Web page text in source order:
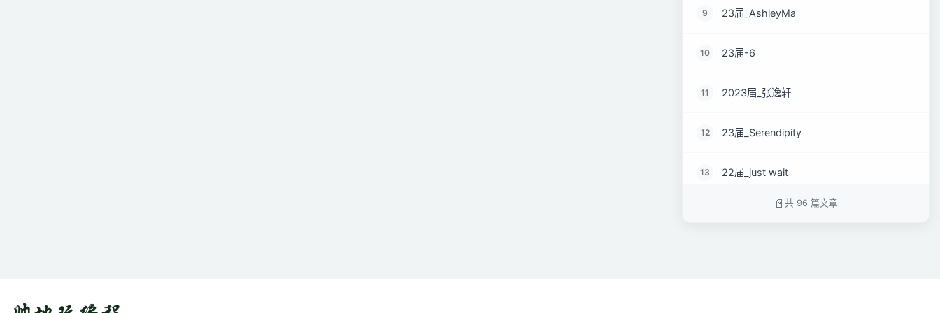
9 23届_AshleyMa
10 23届-6
11 2023届_张逸轩
12 23届_Serendipity
13 22届_just wait
共 96 篇文章